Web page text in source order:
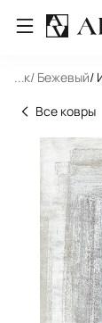
... / Бежевый/
Все ковры